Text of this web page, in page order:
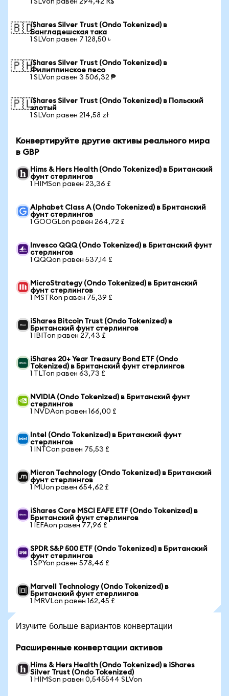
1 SLVon равен 294,42 R$
🇧🇩iShares Silver Trust (Ondo Tokenized) в
Бангладешская така
1 SLVon равен 7 128,50 ৳
🇵🇭iShares Silver Trust (Ondo Tokenized) в
Филиппинское песо
1 SLVon равен 3 506,32 ₱
🇵🇱iShares Silver Trust (Ondo Tokenized) в Польский
злотый
1 SLVon равен 214,58 zł
Конвертируйте другие активы реального мира
в GBP
Hims & Hers Health (Ondo Tokenized) в Британский
фунт стерлингов
1 HIMSon равен 23,36 £
Alphabet Class A (Ondo Tokenized) в Британский
фунт стерлингов
1 GOOGLon равен 264,72 £
Invesco QQQ (Ondo Tokenized) в Британский фунт
стерлингов
1 QQQon равен 537,14 £
MicroStrategy (Ondo Tokenized) в Британский
фунт стерлингов
1 MSTRon равен 75,39 £
iShares Bitcoin Trust (Ondo Tokenized) в
Британский фунт стерлингов
1 IBITon равен 27,43 £
iShares 20+ Year Treasury Bond ETF (Ondo
Tokenized) в Британский фунт стерлингов
1 TLTon равен 63,73 £
NVIDIA (Ondo Tokenized) в Британский фунт
стерлингов
1 NVDAon равен 166,00 £
Intel (Ondo Tokenized) в Британский фунт
стерлингов
1 INTCon равен 75,53 £
Micron Technology (Ondo Tokenized) в Британский
фунт стерлингов
1 MUon равен 654,62 £
iShares Core MSCI EAFE ETF (Ondo Tokenized) в
Британский фунт стерлингов
1 IEFAon равен 77,96 £
SPDR S&P 500 ETF (Ondo Tokenized) в Британский
фунт стерлингов
1 SPYon равен 578,46 £
Marvell Technology (Ondo Tokenized) в
Британский фунт стерлингов
1 MRVLon равен 162,45 £
Изучите больше вариантов конвертации
Расширенные конвертации активов
Hims & Hers Health (Ondo Tokenized) в iShares
Silver Trust (Ondo Tokenized)
1 HIMSon равен 0,545544 SLVon